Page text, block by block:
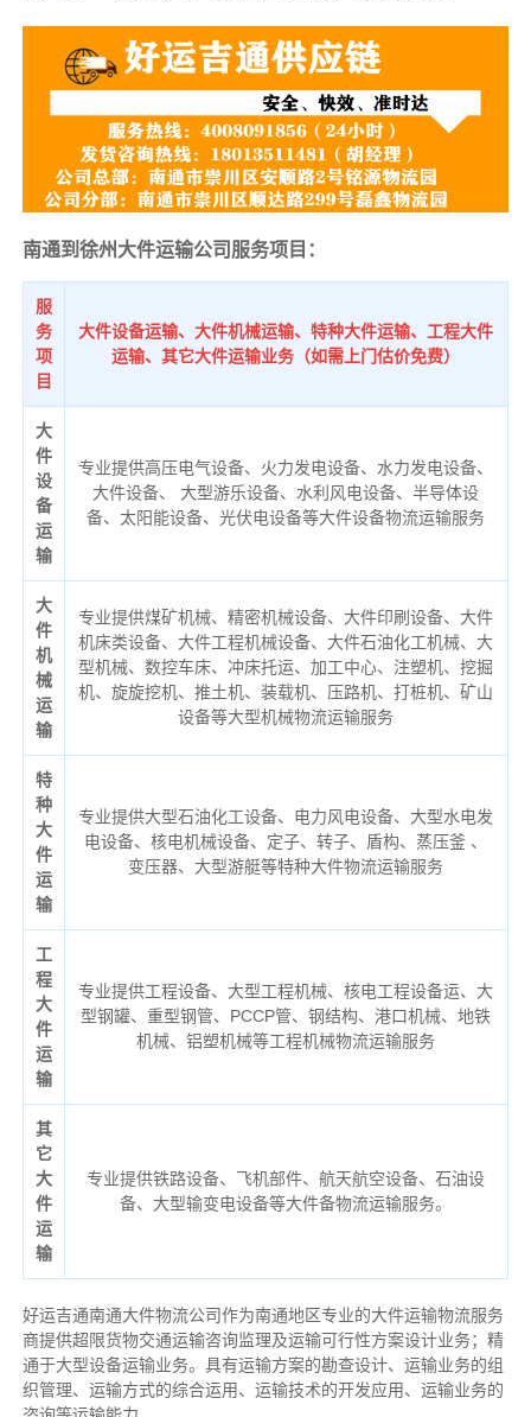
南通到徐州大件运输公司服务项目：
服
务
项
目
大件设备运输、大件机械运输、特种大件运输、工程大件
运输、其它大件运输业务（如需上门估价免费）
大
件
设
备
运
输
专业提供高压电气设备、火力发电设备、水力发电设备、
大件设备、 大型游乐设备、水利风电设备、半导体设
备、太阳能设备、光伏电设备等大件设备物流运输服务
大
件
机
械
运
输
专业提供煤矿机械、精密机械设备、大件印刷设备、大件
机床类设备、大件工程机械设备、大件石油化工机械、大
型机械、数控车床、冲床托运、加工中心、注塑机、挖掘
机、旋旋挖机、推土机、装载机、压路机、打桩机、矿山
设备等大型机械物流运输服务
特
种
大
件
运
输
专业提供大型石油化工设备、电力风电设备、大型水电发
电设备、核电机械设备、定子、转子、盾构、蒸压釜 、
变压器、大型游艇等特种大件物流运输服务
工
程
大
件
运
输
专业提供工程设备、大型工程机械、核电工程设备运、大
型钢罐、重型钢管、PCCP管、钢结构、港口机械、地铁
机械、铝塑机械等工程机械物流运输服务
其
它
大
件
运
输
专业提供铁路设备、飞机部件、航天航空设备、石油设
备、大型输变电设备等大件备物流运输服务。
好运吉通南通大件物流公司作为南通地区专业的大件运输物流服务
商提供超限货物交通运输咨询监理及运输可行性方案设计业务；精
通于大型设备运输业务。具有运输方案的勘查设计、运输业务的组
织管理、运输方式的综合运用、运输技术的开发应用、运输业务的